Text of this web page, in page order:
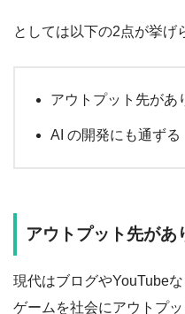
としては以下の2点が挙げ
アウトプット先があ
AI の開発にも通ずる
アウトプット先があ
現代はブログやYouTubeな
ゲームを社会にアウトプッ